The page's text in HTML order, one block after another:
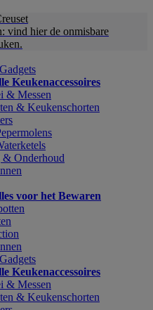
vind hier de onmisbare
Keukenaccessoires
& Messen
& Keukenschorten
Onderhoud
voor het Bewaren
Keukenaccessoires
& Messen
& Keukenschorten